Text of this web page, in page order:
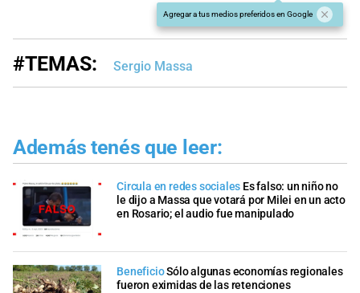
Agregar a tus medios preferidos en Google
#TEMAS: Sergio Massa
Además tenés que leer:
Circula en redes sociales Es falso: un niño no
le dijo a Massa que votará por Milei en un acto
en Rosario; el audio fue manipulado
BeneficioSólo algunas economías regionales
fueron eximidas de las retenciones